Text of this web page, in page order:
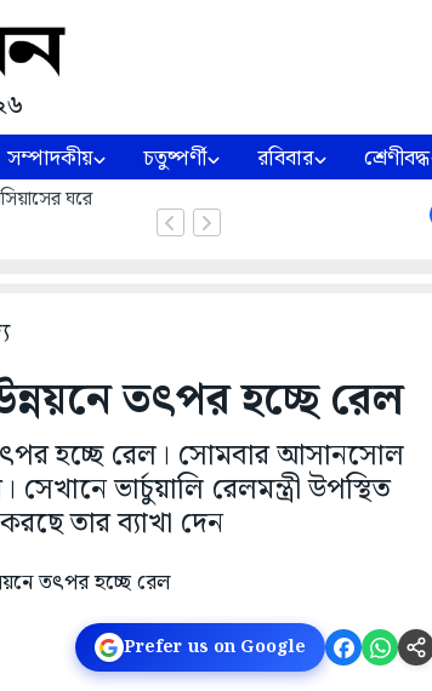
সম্পাদকীয় চতুষ্পর্ণী রবিবার শ্রেণীবদ্ধ
ঘরে
তৎপর হচ্ছে রেল
হচ্ছে রেল। সোমবার আসানসোল
ভার্চুয়ালি রেলমন্ত্রী উপস্থিত
তার ব্যাখা দেন
Prefer us on Google